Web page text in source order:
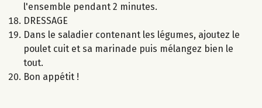
l'ensemble pendant 2 minutes.
DRESSAGE
Dans le saladier contenant les légumes, ajoutez le
poulet cuit et sa marinade puis mélangez bien le
tout.
Bon appétit !